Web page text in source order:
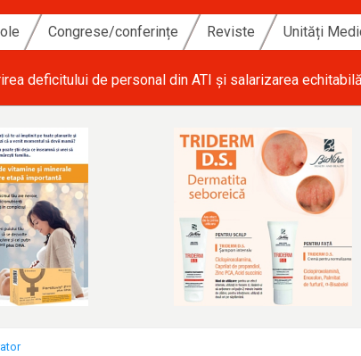
Congrese/conferințe Reviste Unități
deficitului de personal din ATI și salarizarea